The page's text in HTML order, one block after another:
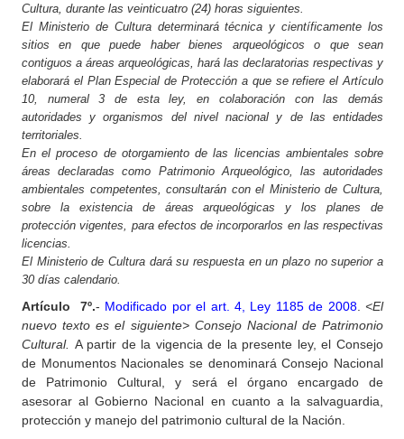
Cultura, durante las veinticuatro (24) horas siguientes.
El Ministerio de Cultura determinará técnica y científicamente los
sitios en que puede haber bienes arqueológicos o que sean
contiguos a áreas arqueológicas, hará las declaratorias respectivas y
elaborará el Plan Especial de Protección a que se refiere el Artículo
10, numeral 3 de esta ley, en colaboración con las demás
autoridades y organismos del nivel nacional y de las entidades
territoriales.
En el proceso de otorgamiento de las licencias ambientales sobre
áreas declaradas como Patrimonio Arqueológico, las autoridades
ambientales competentes, consultarán con el Ministerio de Cultura,
sobre la existencia de áreas arqueológicas y los planes de
protección vigentes, para efectos de incorporarlos en las respectivas
licencias.
El Ministerio de Cultura dará su respuesta en un plazo no superior a
30 días calendario.
Artículo 7º.- Modificado por el art. 4, Ley 1185 de 2008. <El
nuevo texto es el siguiente> Consejo Nacional de Patrimonio
Cultural. A partir de la vigencia de la presente ley, el Consejo
de Monumentos Nacionales se denominará Consejo Nacional
de Patrimonio Cultural, y será el órgano encargado de
asesorar al Gobierno Nacional en cuanto a la salvaguardia,
protección y manejo del patrimonio cultural de la Nación.